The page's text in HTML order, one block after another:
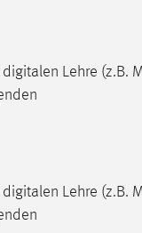
Lehre (z.B.
Lehre (z.B.